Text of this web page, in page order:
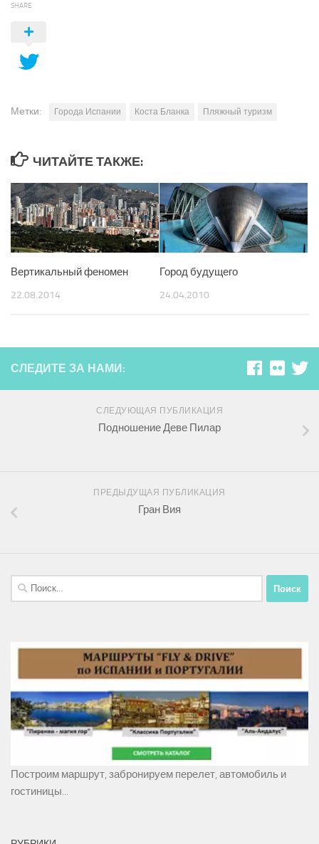
SHARE
Метки: Города Испании Коста Бланка Пляжный туризм
ЧИТАЙТЕ ТАКЖЕ:
Вертикальный феномен
22.08.2014
Город будущего
24.04.2010
СЛЕДИТЕ ЗА НАМИ:
СЛЕДУЮЩАЯ ПУБЛИКАЦИЯ
Подношение Деве Пилар
ПРЕДЫДУЩАЯ ПУБЛИКАЦИЯ
Гран Вия
Найти:
Построим маршрут, забронируем перелет, автомобиль и
гостиницы...